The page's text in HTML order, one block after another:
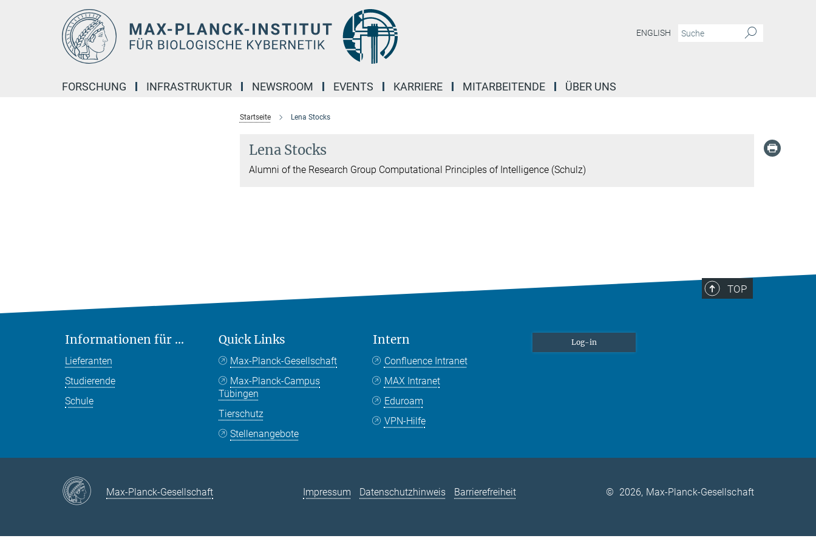
ENGLISH
FORSCHUNG INFRASTRUKTUR NEWSROOM EVENTS KARRIERE MITARBEITENDE ÜBER UNS
Startseite Lena Stocks
Lena Stocks
Alumni of the Research Group Computational Principles of Intelligence (Schulz)
TOP
Informationen für ...
Lieferanten
Studierende
Schule
Quick Links
Max-Planck-Gesellschaft
Max-Planck-Campus
Tübingen
Tierschutz
Stellenangebote
Intern
Confluence Intranet
MAX Intranet
Eduroam
VPN-Hilfe
Log-in
Max-Planck-Gesellschaft Impressum Datenschutzhinweis Barrierefreiheit © 2026, Max-Planck-Gesellschaft